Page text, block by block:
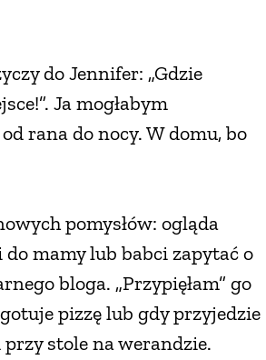
do Jennifer: „Gdzie
Ja mogłabym
rana do nocy. W domu, bo
pomysłów: ogląda
mamy lub babci zapytać o
bloga. „Przypięłam” go
pizzę lub gdy przyjedzie
stole na werandzie.